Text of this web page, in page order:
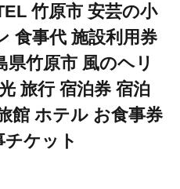
竹原市 安芸の小
食事代 施設利用券
県竹原市 風のヘリ
旅行 宿泊券 宿泊
館 ホテル お食事券
ケット